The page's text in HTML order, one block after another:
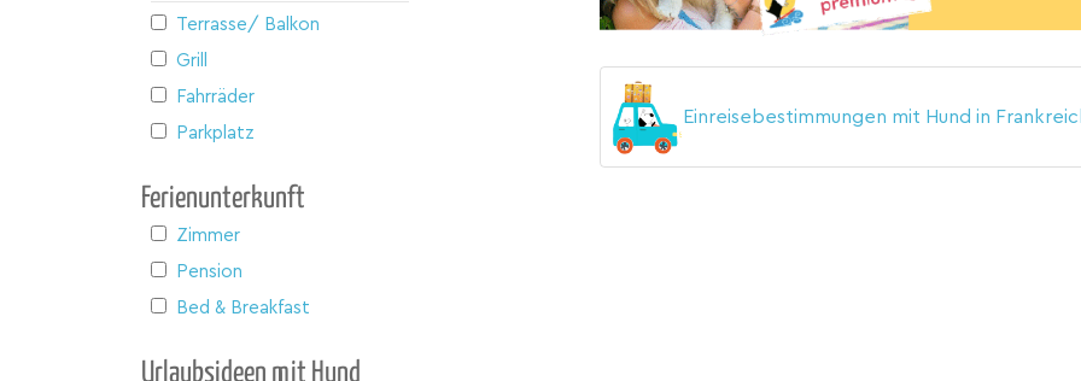
Terrasse/ Balkon
Grill
Fahrräder
Parkplatz
Ferienunterkunft
Zimmer
Pension
Bed & Breakfast
Urlaubsideen mit Hund
Einreisebestimmungen mit Hund in